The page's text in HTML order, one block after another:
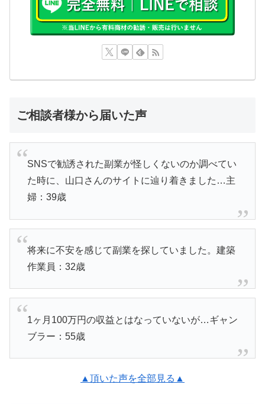
ご相談者様から届いた声
SNSで勧誘された副業が怪しくないのか調べてい
た時に、山口さんのサイトに辿り着きました…主
婦：39歳
将来に不安を感じて副業を探していました。建築
作業員：32歳
1ヶ月100万円の収益とはなっていないが…ギャン
ブラー：55歳
▲頂いた声を全部見る▲